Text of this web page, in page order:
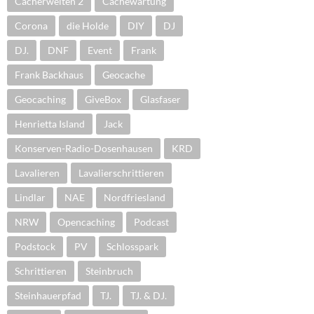
Corona die Holde DIY DJ
DJ. DNF Event Frank
Frank Backhaus Geocache
Geocaching GiveBox Glasfaser
Henrietta Island Jack
Konserven-Radio-Dosenhausen KRD
Lavalieren Lavalierschrittieren
Lindlar NAE Nordfriesland
NRW Opencaching Podcast
Podstock PV Schlosspark
Schrittieren Steinbruch
Steinhauerpfad TJ. TJ. & DJ.